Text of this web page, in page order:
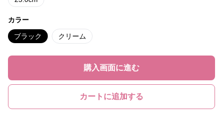
カラー
ブラック クリーム
購入画面に進む
カートに追加する